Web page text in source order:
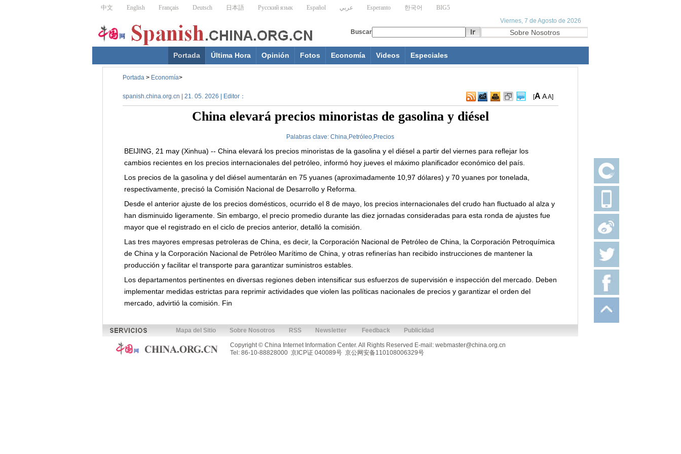
Portada Última Hora Opinión Fotos Economía Videos Especiales
Portada > Economía>
spanish.china.org.cn | 21. 05. 2026 | Editor： [A AA]
China elevará precios minoristas de gasolina y diésel
Palabras clave: China,Petróleo,Precios
BEIJING, 21 may (Xinhua) -- China elevará los precios minoristas de la gasolina y el diésel a partir del viernes para reflejar los
cambios recientes en los precios internacionales del petróleo, informó hoy jueves el máximo planificador económico del país.
Los precios de la gasolina y del diésel aumentarán en 75 yuanes (aproximadamente 10,97 dólares) y 70 yuanes por tonelada,
respectivamente, precisó la Comisión Nacional de Desarrollo y Reforma.
Desde el anterior ajuste de los precios domésticos, ocurrido el 8 de mayo, los precios internacionales del crudo han fluctuado al alza y
han disminuido ligeramente. Sin embargo, el precio promedio durante las diez jornadas consideradas para esta ronda de ajustes fue
mayor que el registrado en el ciclo de precios anterior, detalló la comisión.
Las tres mayores empresas petroleras de China, es decir, la Corporación Nacional de Petróleo de China, la Corporación Petroquímica
de China y la Corporación Nacional de Petróleo Marítimo de China, y otras refinerías han recibido instrucciones de mantener la
producción y facilitar el transporte para garantizar suministros estables.
Los departamentos pertinentes en diversas regiones deben intensificar sus esfuerzos de supervisión e inspección del mercado. Deben
implementar medidas estrictas para reprimir actividades que violen las políticas nacionales de precios y garantizar el orden del
mercado, advirtió la comisión. Fin